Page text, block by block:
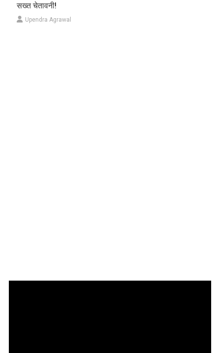
सख्त चेतावनी!
Upendra Agrawal